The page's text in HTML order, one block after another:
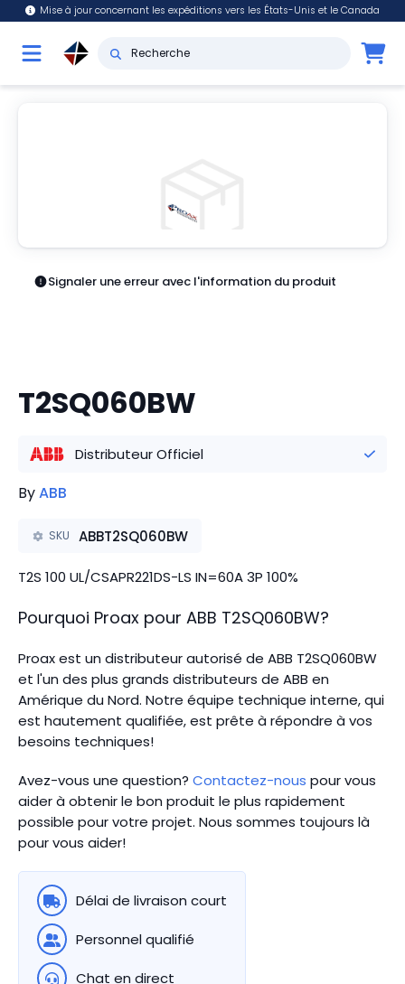
Mise à jour concernant les expéditions vers les États-Unis et le Canada
Signaler une erreur avec l'information du produit
T2SQ060BW
Distributeur Officiel
ByABB
SKU ABBT2SQ060BW
T2S 100 UL/CSAPR221DS-LS IN=60A 3P 100%
Pourquoi Proax pour ABB T2SQ060BW?
Proax est un distributeur autorisé de ABB T2SQ060BW
et l'un des plus grands distributeurs de ABB en
Amérique du Nord. Notre équipe technique interne, qui
est hautement qualifiée, est prête à répondre à vos
besoins techniques!
Avez-vous une question? Contactez-nous pour vous
aider à obtenir le bon produit le plus rapidement
possible pour votre projet. Nous sommes toujours là
pour vous aider!
Délai de livraison court
Personnel qualifié
Chat en direct